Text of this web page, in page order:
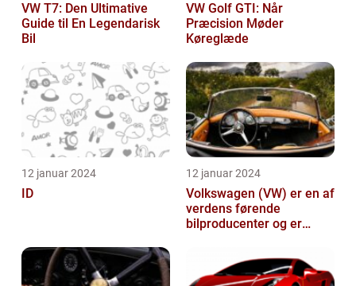
VW T7: Den Ultimative
Guide til En Legendarisk
Bil
VW Golf GTI: Når
Præcision Møder
Køreglæde
12 januar 2024
ID
12 januar 2024
Volkswagen (VW) er en af
verdens førende
bilproducenter og er
kvalitetsbiler til...